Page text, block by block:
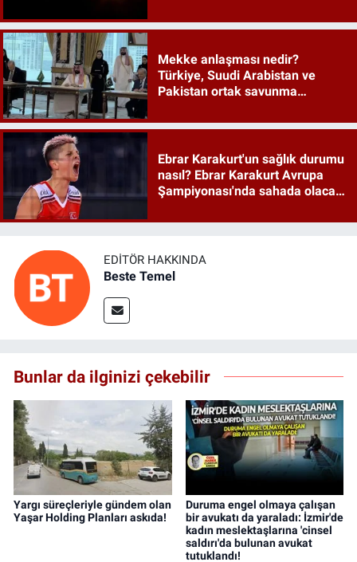
Mekke anlaşması nedir?
Türkiye, Suudi Arabistan ve
Pakistan ortak savunma
Ebrar Karakurt'un sağlık durumu
nasıl? Ebrar Karakurt Avrupa
Şampiyonası'nda sahada olacak
EDITÖR HAKKINDA
Beste Temel
Bunlar da ilginizi çekebilir
Yargı süreçleriyle gündem olan
Yaşar Holding Planları askıda!
Duruma engel olmaya çalışan
bir avukatı da yaraladı: İzmir'de
kadın meslektaşlarına 'cinsel
saldırı'da bulunan avukat
tutuklandı!